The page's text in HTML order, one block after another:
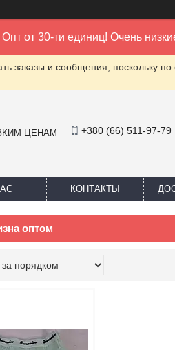
Опт от 30-ти единиц! Очень
заказы и сообщения, поскольку
ЦЕНАМ +380 (66) 511-97-79
КОНТАКТЫ
оптом